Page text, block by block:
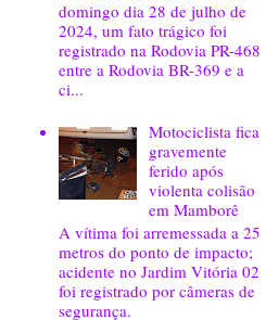
domingo dia 28 de julho de
2024, um fato trágico foi
registrado na Rodovia PR-468
entre a Rodovia BR-369 e a
ci...
Motociclista fica
gravemente
ferido após
violenta colisão
em Mamborê
A vítima foi arremessada a 25
metros do ponto de impacto;
acidente no Jardim Vitória 02
foi registrado por câmeras de
segurança.